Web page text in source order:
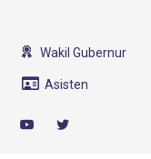
Wakil Gubernur
Asisten